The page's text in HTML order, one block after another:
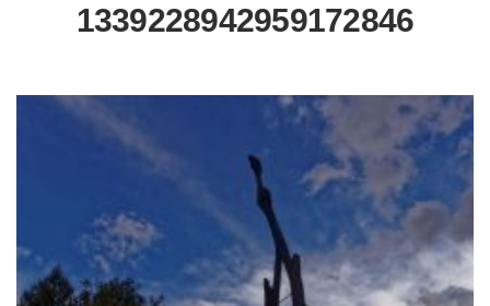
1339228942959172846